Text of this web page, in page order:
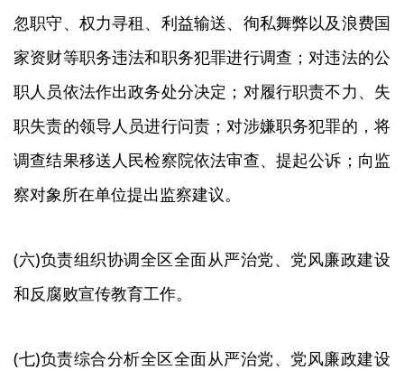
忽职守、权力寻租、利益输送、徇私舞弊以及浪费国
家资财等职务违法和职务犯罪进行调查；对违法的公
职人员依法作出政务处分决定；对履行职责不力、失
职失责的领导人员进行问责；对涉嫌职务犯罪的，将
调查结果移送人民检察院依法审查、提起公诉；向监
察对象所在单位提出监察建议。
(六)负责组织协调全区全面从严治党、党风廉政建设
和反腐败宣传教育工作。
(七)负责综合分析全区全面从严治党、党风廉政建设